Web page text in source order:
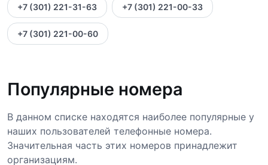
+7 (301) 221-31-63 +7 (301) 221-00-33
+7 (301) 221-00-60
Популярные номера
В данном списке находятся наиболее популярные у
наших пользователей телефонные номера.
Значительная часть этих номеров принадлежит
организациям.